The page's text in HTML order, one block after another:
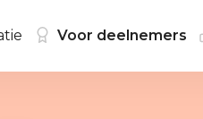
Voor deelnemers